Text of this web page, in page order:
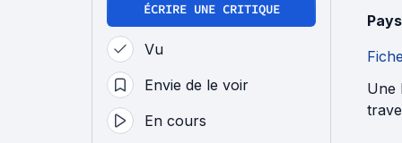
ÉCRIRE UNE CRITIQUE
Vu
Envie de le voir
En cours
Une